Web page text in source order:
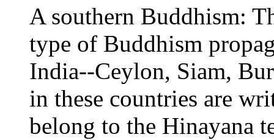
A southern Buddhism:
type of Buddhism
India--Ceylon, Siam,
in these countries are
belong to the Hinayana